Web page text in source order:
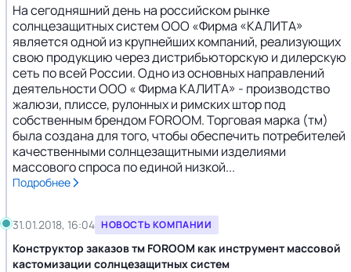
На сегодняшний день на российском рынке
солнцезащитных систем ООО «Фирма «КАЛИТА»
является одной из крупнейших компаний, реализующих
свою продукцию через дистрибьюторскую и дилерскую
сеть по всей России. Одно из основных направлений
деятельности OOO « Фирма КАЛИТА» - производство
жалюзи, плиссе, рулонных и римских штор под
собственным брендом FOROOM. Торговая марка (тм)
была создана для того, чтобы обеспечить потребителей
качественными солнцезащитными изделиями
массового спроса по единой низкой...
Подробнее
31.01.2018, 16:04 НОВОСТЬ КОМПАНИИ
Конструктор заказов тм FOROOM как инструмент массовой
кастомизации солнцезащитных систем